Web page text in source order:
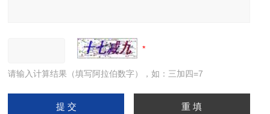
请输入计算结果（填写阿拉伯数字），如：三加四=7